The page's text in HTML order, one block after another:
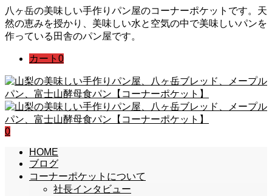
八ヶ岳の美味しい手作りパン屋のコーナーポケットです。天
然の恵みを授かり、美味しい水と空気の中で美味しいパンを
作っている田舎のパン屋です。
カート 0
0
HOME
ブログ
コーナーポケットについて
社長インタビュー